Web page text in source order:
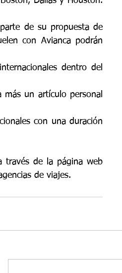
de su propuesta de
con Avianca podrán
dentro del
un artículo personal
con una duración
través de la página web
de viajes.